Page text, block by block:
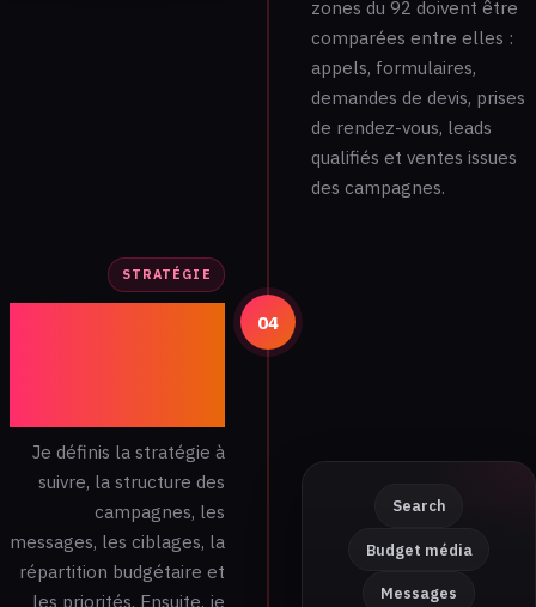
zones du 92 doivent être
comparées entre elles :
appels, formulaires,
demandes de devis, prises
de rendez-vous, leads
qualifiés et ventes issues
des campagnes.
04
STRATÉGIE
Je définis la stratégie à
suivre, la structure des
campagnes, les
messages, les ciblages, la
répartition budgétaire et
les priorités. Ensuite, je
Search
Budget média
Messages